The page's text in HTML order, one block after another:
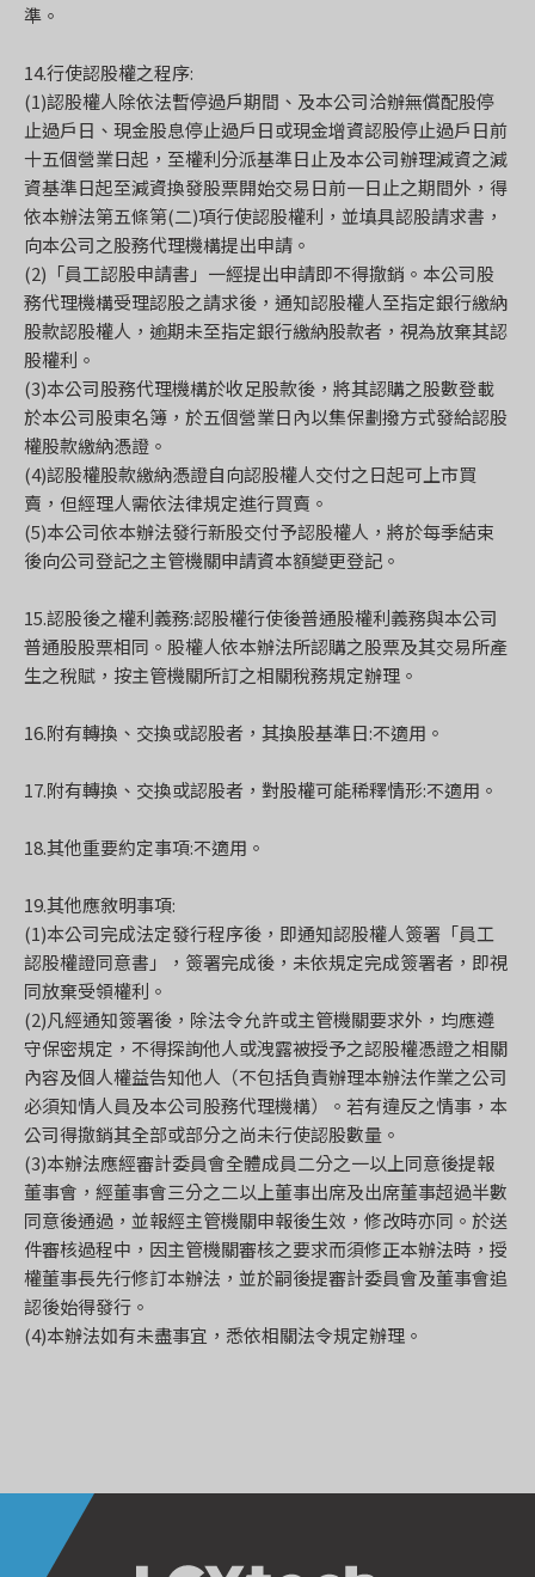
準。
14.行使認股權之程序:
(1)認股權人除依法暫停過戶期間、及本公司洽辦無償配股停
止過戶日、現金股息停止過戶日或現金增資認股停止過戶日前
十五個營業日起，至權利分派基準日止及本公司辦理減資之減
資基準日起至減資換發股票開始交易日前一日止之期間外，得
依本辦法第五條第(二)項行使認股權利，並填具認股請求書，
向本公司之股務代理機構提出申請。
(2)「員工認股申請書」一經提出申請即不得撤銷。本公司股
務代理機構受理認股之請求後，通知認股權人至指定銀行繳納
股款認股權人，逾期未至指定銀行繳納股款者，視為放棄其認
股權利。
(3)本公司股務代理機構於收足股款後，將其認購之股數登載
於本公司股東名簿，於五個營業日內以集保劃撥方式發給認股
權股款繳納憑證。
(4)認股權股款繳納憑證自向認股權人交付之日起可上市買
賣，但經理人需依法律規定進行買賣。
(5)本公司依本辦法發行新股交付予認股權人，將於每季結束
後向公司登記之主管機關申請資本額變更登記。
15.認股後之權利義務:認股權行使後普通股權利義務與本公司
普通股股票相同。股權人依本辦法所認購之股票及其交易所產
生之稅賦，按主管機關所訂之相關稅務規定辦理。
16.附有轉換、交換或認股者，其換股基準日:不適用。
17.附有轉換、交換或認股者，對股權可能稀釋情形:不適用。
18.其他重要約定事項:不適用。
19.其他應敘明事項:
(1)本公司完成法定發行程序後，即通知認股權人簽署「員工
認股權證同意書」，簽署完成後，未依規定完成簽署者，即視
同放棄受領權利。
(2)凡經通知簽署後，除法令允許或主管機關要求外，均應遵
守保密規定，不得探詢他人或洩露被授予之認股權憑證之相關
內容及個人權益告知他人（不包括負責辦理本辦法作業之公司
必須知情人員及本公司股務代理機構）。若有違反之情事，本
公司得撤銷其全部或部分之尚未行使認股數量。
(3)本辦法應經審計委員會全體成員二分之一以上同意後提報
董事會，經董事會三分之二以上董事出席及出席董事超過半數
同意後通過，並報經主管機關申報後生效，修改時亦同。於送
件審核過程中，因主管機關審核之要求而須修正本辦法時，授
權董事長先行修訂本辦法，並於嗣後提審計委員會及董事會追
認後始得發行。
(4)本辦法如有未盡事宜，悉依相關法令規定辦理。